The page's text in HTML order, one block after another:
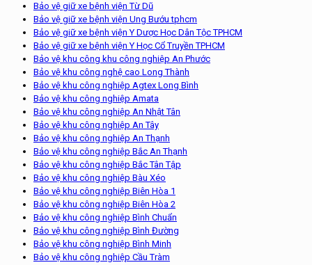
Bảo vệ giữ xe bệnh viện Từ Dũ
Bảo vệ giữ xe bệnh viện Ung Bướu tphcm
Bảo vệ giữ xe bệnh viện Y Dược Học Dân Tộc TPHCM
Bảo vệ giữ xe bệnh viện Y Học Cổ Truyền TPHCM
Bảo vệ khu công khu công nghiệp An Phước
Bảo vệ khu công nghệ cao Long Thành
Bảo vệ khu công nghiệp Agtex Long Bình
Bảo vệ khu công nghiệp Amata
Bảo vệ khu công nghiệp An Nhật Tân
Bảo vệ khu công nghiệp An Tây
Bảo vệ khu công nghiệp An Thạnh
Bảo vệ khu công nghiệp Bắc An Thạnh
Bảo vệ khu công nghiệp Bắc Tân Tập
Bảo vệ khu công nghiệp Bàu Xéo
Bảo vệ khu công nghiệp Biên Hòa 1
Bảo vệ khu công nghiệp Biên Hòa 2
Bảo vệ khu công nghiệp Bình Chuẩn
Bảo vệ khu công nghiệp Bình Đường
Bảo vệ khu công nghiệp Bình Minh
Bảo vệ khu công nghiệp Cầu Tràm